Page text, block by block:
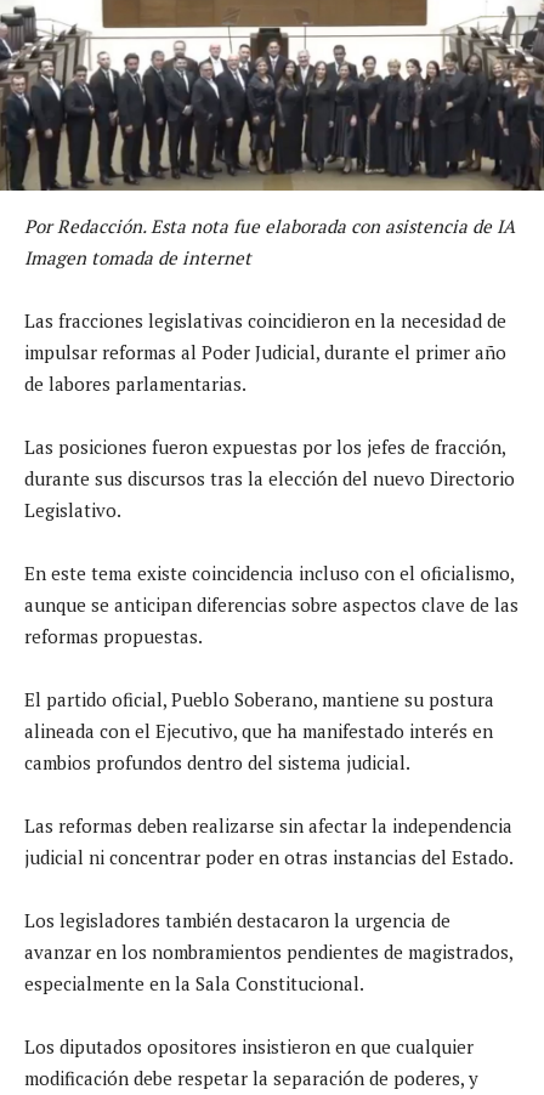
Por Redacción. Esta nota fue elaborada con asistencia de IA
Imagen tomada de internet
Las fracciones legislativas coincidieron en la necesidad de
impulsar reformas al Poder Judicial, durante el primer año
de labores parlamentarias.
Las posiciones fueron expuestas por los jefes de fracción,
durante sus discursos tras la elección del nuevo Directorio
Legislativo.
En este tema existe coincidencia incluso con el oficialismo,
aunque se anticipan diferencias sobre aspectos clave de las
reformas propuestas.
El partido oficial, Pueblo Soberano, mantiene su postura
alineada con el Ejecutivo, que ha manifestado interés en
cambios profundos dentro del sistema judicial.
Las reformas deben realizarse sin afectar la independencia
judicial ni concentrar poder en otras instancias del Estado.
Los legisladores también destacaron la urgencia de
avanzar en los nombramientos pendientes de magistrados,
especialmente en la Sala Constitucional.
Los diputados opositores insistieron en que cualquier
modificación debe respetar la separación de poderes, y